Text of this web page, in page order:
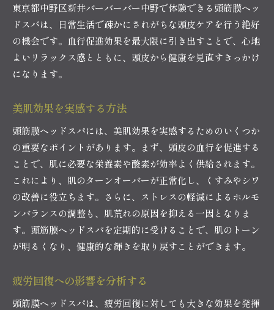
東京都中野区新井バーバーバー中野で体験できる頭筋膜ヘッ
ドスパは、日常生活で疎かにされがちな頭皮ケアを行う絶好
の機会です。血行促進効果を最大限に引き出すことで、心地
よいリラックス感とともに、頭皮から健康を見直すきっかけ
になります。
美肌効果を実感する方法
頭筋膜ヘッドスパには、美肌効果を実感するためのいくつか
の重要なポイントがあります。まず、頭皮の血行を促進する
ことで、肌に必要な栄養素や酸素が効率よく供給されます。
これにより、肌のターンオーバーが正常化し、くすみやシワ
の改善に役立ちます。さらに、ストレスの軽減によるホルモ
ンバランスの調整も、肌荒れの原因を抑える一因となりま
す。頭筋膜ヘッドスパを定期的に受けることで、肌のトーン
が明るくなり、健康的な輝きを取り戻すことができます。
疲労回復への影響を分析する
頭筋膜ヘッドスパは、疲労回復に対しても大きな効果を発揮